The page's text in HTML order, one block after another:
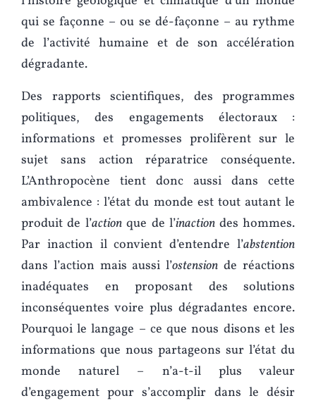
qui se façonne – ou se dé-façonne – au rythme
de l’activité humaine et de son accélération
dégradante.
Des rapports scientifiques, des programmes
politiques, des engagements électoraux :
informations et promesses prolifèrent sur le
sujet sans action réparatrice conséquente.
L’Anthropocène tient donc aussi dans cette
ambivalence : l’état du monde est tout autant le
produit de l’actionque de l’inaction des hommes.
Par inaction il convient d’entendre l’abstention
dans l’action mais aussi l’ostension de réactions
inadéquates en proposant des solutions
inconséquentes voire plus dégradantes encore.
Pourquoi le langage – ce que nous disons et les
informations que nous partageons sur l’état du
monde naturel – n’a-t-il plus valeur
d’engagement pour s’accomplir dans le désir